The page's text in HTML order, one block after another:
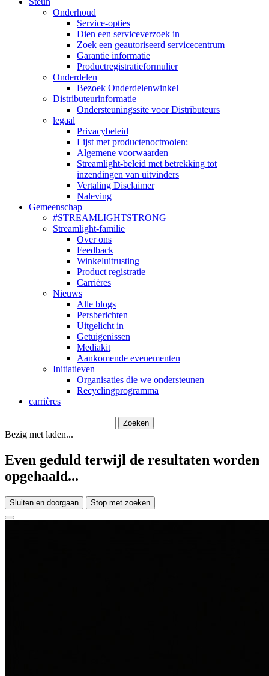
Onderhoud
Service-opties
Dien een serviceverzoek in
Zoek een geautoriseerd servicecentrum
Garantie informatie
Productregistratieformulier
Onderdelen
Bezoek Onderdelenwinkel
Distributeurinformatie
Ondersteuningssite voor Distributeurs
legaal
Privacybeleid
Lijst met productenoctrooien:
Algemene voorwaarden
Streamlight-beleid met betrekking tot
inzendingen van uitvinders
Vertaling Disclaimer
Naleving
Gemeenschap
#STREAMLIGHTSTRONG
Streamlight-familie
Over ons
Feedback
Winkeluitrusting
Product registratie
Carrières
Nieuws
Alle blogs
Persberichten
Uitgelicht in
Getuigenissen
Mediakit
Aankomende evenementen
Initiatieven
Organisaties die we ondersteunen
Recyclingprogramma
carrières
Bezig met laden...
Even geduld terwijl de resultaten worden
opgehaald...
Sluiten en doorgaan Stop met zoeken